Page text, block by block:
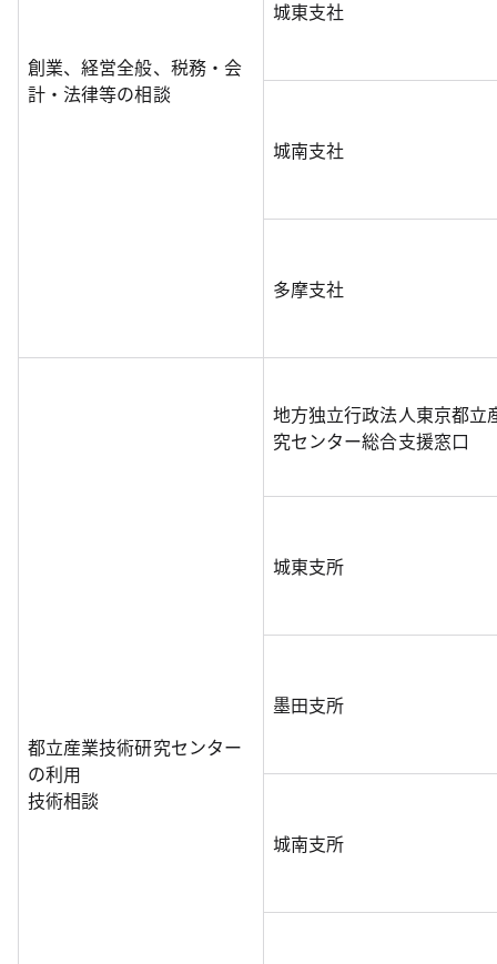
創業、経営全般、税務・会
計・法律等の相談
城東支社
城南支社
多摩支社
都立産業技術研究センター
の利用
技術相談
地方独立行政法人東京都立
究センター総合支援窓口
城東支所
墨田支所
城南支所